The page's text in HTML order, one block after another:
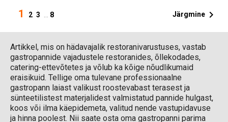
1 2 3 8 Järgmine 
Artikkel, mis on hädavajalik restoranivarustuses, vastab
gastropannide vajadustele restoranides, õllekodades,
catering-ettevõtetes ja võlub ka kõige nõudlikumaid
eraisikuid. Tellige oma tulevane professionaalne
gastropann laiast valikust roostevabast terasest ja
sünteetilistest materjalidest valmistatud pannide hulgast,
koos või ilma käepidemeta, valitud nende vastupidavuse
ja hinna poolest. Nii saate osta oma gastropanni parima